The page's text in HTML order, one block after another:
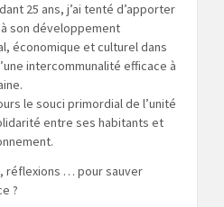
25 ans, j’ai tenté d’apporter
son développement
économique et culturel dans
intercommunalité efficace à
le souci primordial de l’unité
entre ses habitants et
réflexions … pour sauver
?